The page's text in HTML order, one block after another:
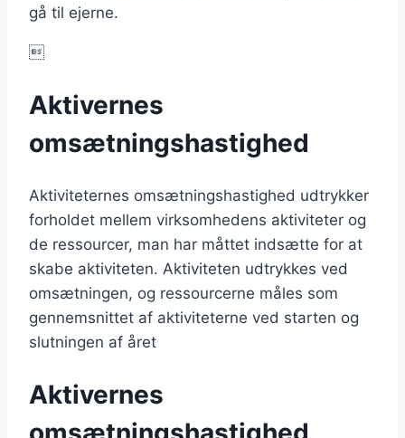
gå til ejerne.

Aktivernes
omsætningshastighed
Aktiviteternes omsætningshastighed udtrykker
forholdet mellem virksomhedens aktiviteter og
de ressourcer, man har måttet indsætte for at
skabe aktiviteten. Aktiviteten udtrykkes ved
omsætningen, og ressourcerne måles som
gennemsnittet af aktiviteterne ved starten og
slutningen af året
Aktivernes